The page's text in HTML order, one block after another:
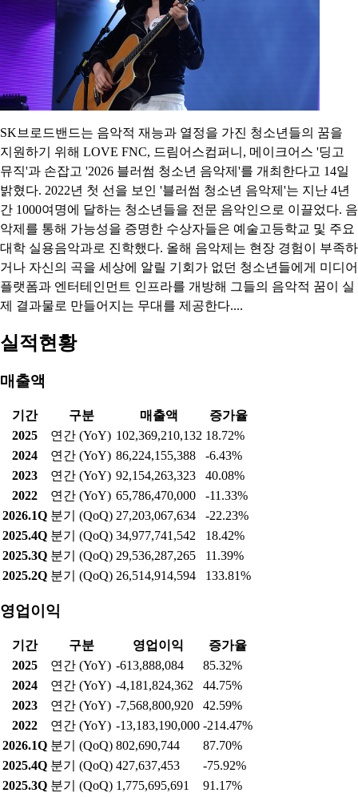
SK브로드밴드는 음악적 재능과 열정을 가진 청소년들의 꿈을
지원하기 위해 LOVE FNC, 드림어스컴퍼니, 메이크어스 '딩고
뮤직'과 손잡고 '2026 블러썸 청소년 음악제'를 개최한다고 14일
밝혔다. 2022년 첫 선을 보인 '블러썸 청소년 음악제'는 지난 4년
간 1000여명에 달하는 청소년들을 전문 음악인으로 이끌었다. 음
악제를 통해 가능성을 증명한 수상자들은 예술고등학교 및 주요
대학 실용음악과로 진학했다. 올해 음악제는 현장 경험이 부족하
거나 자신의 곡을 세상에 알릴 기회가 없던 청소년들에게 미디어
플랫폼과 엔터테인먼트 인프라를 개방해 그들의 음악적 꿈이 실
제 결과물로 만들어지는 무대를 제공한다....
실적현황
매출액
기간 구분 매출액
증가율
2025
연간 (YoY) 102,369,210,132 18.72%
2024
연간 (YoY) 86,224,155,388
-6.43%
2023
연간 (YoY) 92,154,263,323
40.08%
2022
연간 (YoY) 65,786,470,000
-11.33%
2026.1Q 분기 (QoQ) 27,203,067,634
-22.23%
2025.4Q 분기 (QoQ) 34,977,741,542
18.42%
2025.3Q 분기 (QoQ) 29,536,287,265
11.39%
2025.2Q 분기 (QoQ) 26,514,914,594 133.81%
영업이익
기간 구분 영업이익
증가율
2025
연간 (YoY) -613,888,084
85.32%
2024
연간 (YoY) -4,181,824,362
44.75%
2023
연간 (YoY) -7,568,800,920
42.59%
2022
연간 (YoY) -13,183,190,000 -214.47%
2026.1Q 분기 (QoQ) 802,690,744
87.70%
2025.4Q 분기 (QoQ) 427,637,453
-75.92%
2025.3Q 분기 (QoQ) 1,775,695,691
91.17%